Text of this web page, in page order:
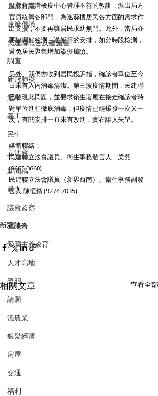
圓桌會議
政策倡議
民建聯報告及建議書
調查
新冠肺炎
選舉
義工
民生
立法會
新聞稿
暴力
議會監察
區議會
愛國主義教育
人才高地
聲明
請願
漁農業
銀髮經濟
房屋
交通
福利
汲取竹篙灣檢疫中心管理不善的教訓，派出局方
官員統籌各部門，為逸葵樓居民各方面的需求作
出支援，不要再讓居民求助無門。此外，當局亦
要協調好檢測、送飯等的安排，如分時段檢測，
避免居民聚集增加染疫風險。
另外，我們亦收到居民投訴指，確診者單位至今
日未有入內消毒清潔。第三波疫情期間，民建聯
已發現此問題，並要求衛生署應在接走確診者時
對單位進行徹底消毒，但疫情已經爆發一次又一
次，有關安排一直未有改進，實在讓人失望。
媒體聯絡：
民建聯立法會議員、衞生事務發言人　梁熙
(9665 0660)
民建聯立法會議員（新界西南）、衛生事務副發
言人 陳恒鑌 (9274 7035)
新冠肺炎
相關文章 查看全部